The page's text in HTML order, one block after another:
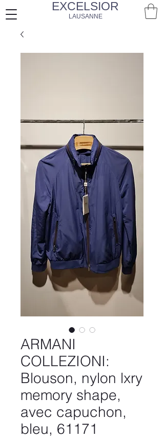
EXCELSIOR
LAUSANNE
ARMANI
COLLEZIONI:
Blouson, nylon lxry
memory shape,
avec capuchon,
bleu, 61171